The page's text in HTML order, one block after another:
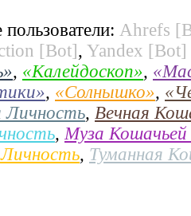
Ahrefs
[Bot], Yandex [Bot]
, «Калейдоскоп»,
, «Солнышко»,
Личность, Вечная
,Муза
, Туманная